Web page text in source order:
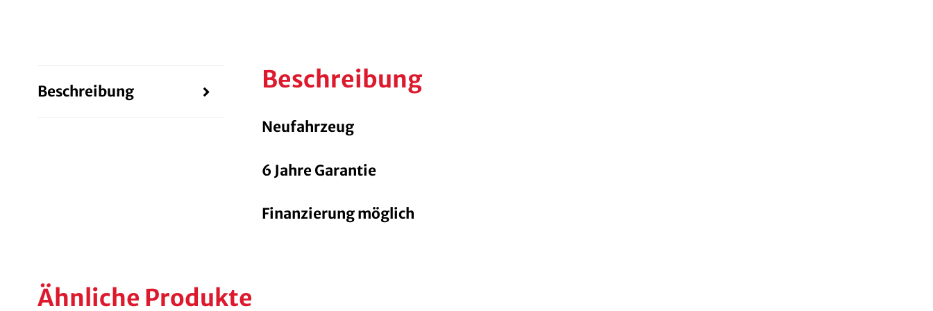
Beschreibung Beschreibung
Neufahrzeug
6 Jahre Garantie
Finanzierung möglich
Ähnliche Produkte